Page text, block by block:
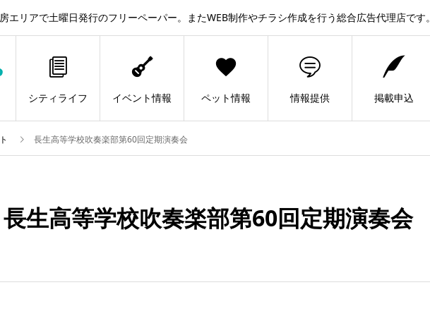
エリアで土曜日発行のフリーペーパー。またWEB制作やチラシ作成を行う総合広告代理店です。
シティライフ イベント情報 ペット情報 情報提供 掲載申込
長生高等学校吹奏楽部第60回定期演奏会
長生高等学校吹奏楽部第60回定期演奏会